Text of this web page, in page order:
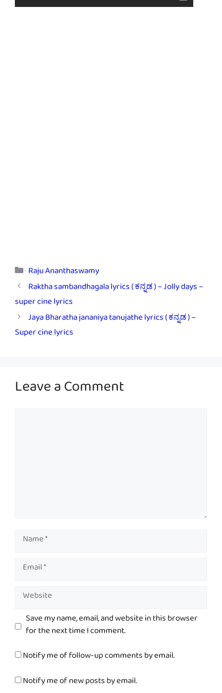
Categories
Raju Ananthaswamy
Raktha sambandhagala lyrics ( ಕನ್ನಡ ) – Jolly days –
super cine lyrics
Jaya Bharatha jananiya tanujathe lyrics ( ಕನ್ನಡ ) –
Super cine lyrics
Leave a Comment
Name
Email
Website
Save my name, email, and website in this browser
for the next time I comment.
Notify me of follow-up comments by email.
Notify me of new posts by email.